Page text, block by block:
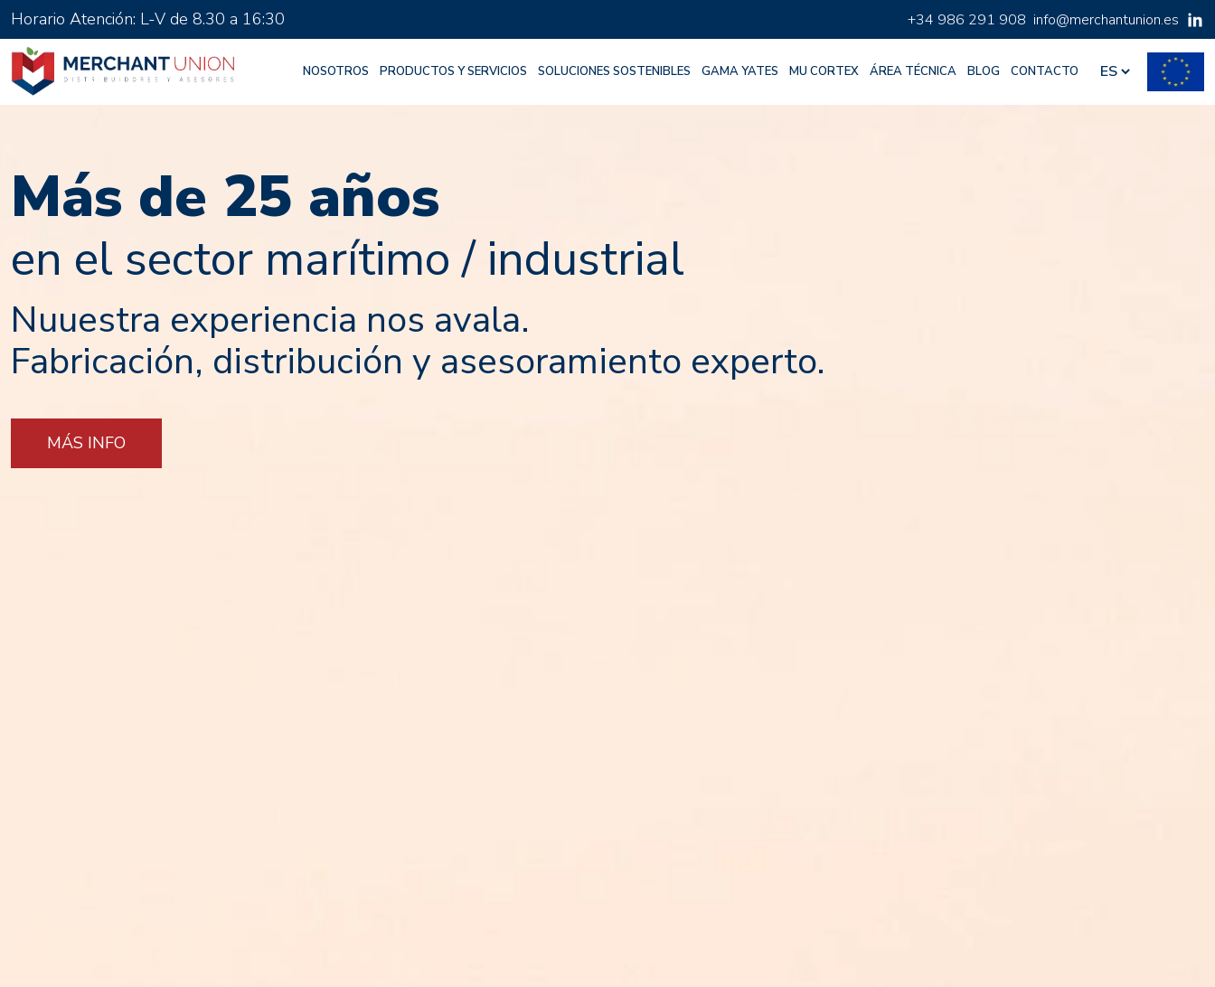
Horario Atención: L-V de 8.30 a 16:30 +34 986 291 908 info@merchantunion.es
NOSOTROS PRODUCTOS Y SERVICIOS SOLUCIONES SOSTENIBLES GAMA YATES MU CORTEX ÁREA TÉCNICA BLOG CONTACTO
Más de 25 años
en el sector marítimo / industrial
Nuuestra experiencia nos avala.
Fabricación, distribución y asesoramiento experto.
MÁS INFO
Merchant Union